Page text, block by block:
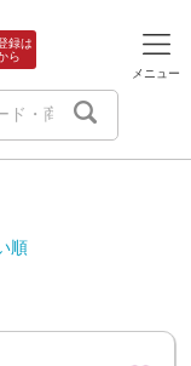
録は
ら
メニュー
順